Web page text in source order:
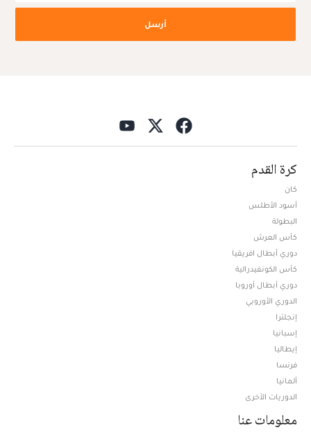
أرسل
كرة القدم
كان
أسود الأطلس
البطولة
كأس العرش
دوري أبطال افريقيا
كأس الكونفيدرالية
دوري أبطال أوروبا
الدوري الأوروبي
إنجلترا
إسبانيا
إيطاليا
فرنسا
ألمانيا
الدوريات الأخرى
معلومات عنا